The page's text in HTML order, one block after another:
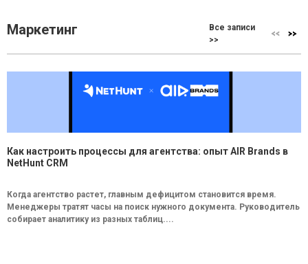
Маркетинг
Все записи
>>
Как настроить процессы для агентства: опыт AIR Brands в
NetHunt CRM
Когда агентство растет, главным дефицитом становится время.
Менеджеры тратят часы на поиск нужного документа. Руководитель
собирает аналитику из разных таблиц....